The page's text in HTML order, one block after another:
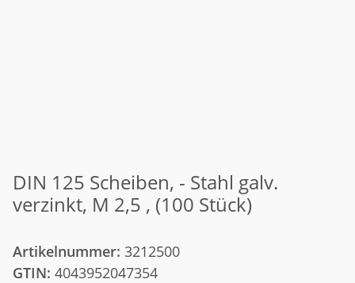
DIN 125 Scheiben, - Stahl galv.
verzinkt, M 2,5 , (100 Stück)
Artikelnummer: 3212500
GTIN: 4043952047354